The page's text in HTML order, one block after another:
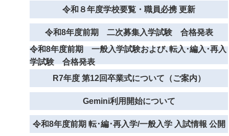
令和８年度学校要覧・職員必携 更新
令和8年度前期 二次募集入学試験 合格発表
令和8年度前期 一般入学試験および､転入･編入･再入
学試験 合格発表
R7年度 第12回卒業式について（ご案内）
Gemini利用開始について
令和8年度前期 転･編･再入学/一般入学 入試情報 公開